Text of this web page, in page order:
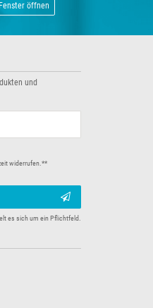
öffnen
und
widerrufen.**
es sich um ein Pflichtfeld.